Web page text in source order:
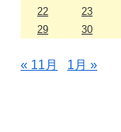
22
23
29
30
« 11月 1月 »